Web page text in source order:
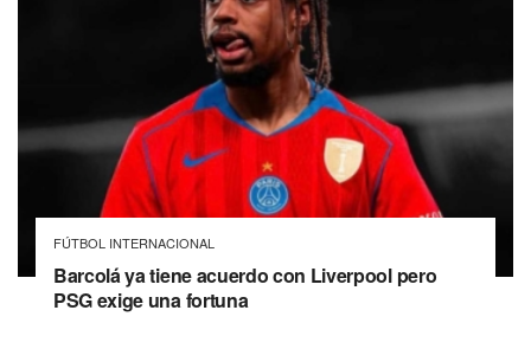
FÚTBOL INTERNACIONAL
Barcolá ya tiene acuerdo con Liverpool pero
PSG exige una fortuna